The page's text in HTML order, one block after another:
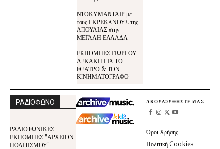
ΝΤΟΚΥΜΑΝΤΑΙΡ με
τους ΓΚΡΕΚΑΝΟΥΣ της
ΑΠΟΥΛΙΑΣ στην
ΜΕΓΑΛΗ ΕΛΛΑΔΑ
ΕΚΠΟΜΠΕΣ ΓΙΩΡΓΟΥ
ΛΕΚΑΚΗ ΓΙΑ ΤΟ
ΘΕΑΤΡΟ & ΤΟΝ
ΚΙΝΗΜΑΤΟΓΡΑΦΟ
ΡΑΔΙΟΦΩΝΟ
ΡΑΔΙΟΦΩΝΙΚΕΣ
ΕΚΠΟΜΠΕΣ "ΑΡΧΕΙΟΝ
ΠΟΛΙΤΙΣΜΟΥ"
ΑΚΟΥΛΟΥΘΗΣΤΕ ΜΑΣ
Όροι Χρήσης
Πολιτική Cookies